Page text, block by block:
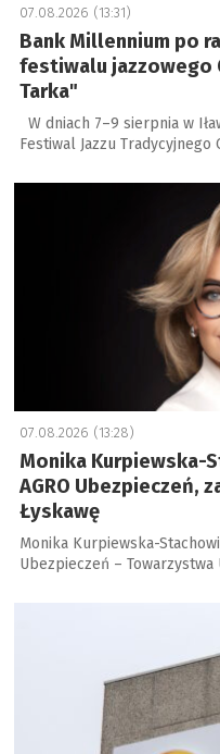
07.08.2026 (13:31)
Bank Millennium po
festiwalu jazzowego
Tarka"
W dniach 7–9 sierpnia w
Festiwal Jazzu Tradycyjnego
a
07.08.2026 (13:28)
Monika Kurpiewska-
AGRO Ubezpieczeń,
Łyskawę
Monika Kurpiewska-
Ubezpieczeń –